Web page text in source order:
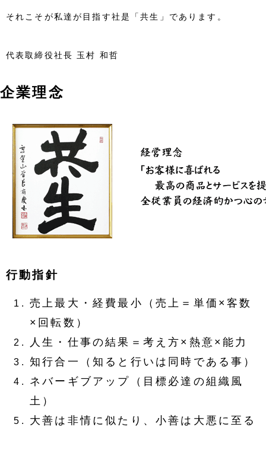
それこそが私達が目指す社是「共生」であります。
代表取締役社長 玉村 和哲
企業理念
行動指針
売上最大・経費最小（売上＝単価×客数
×回転数）
人生・仕事の結果＝考え方×熱意×能力
知行合一（知ると行いは同時である事）
ネバーギブアップ（目標必達の組織風
土）
大善は非情に似たり、小善は大悪に至る